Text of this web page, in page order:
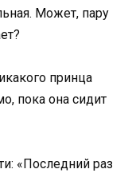
Может, пару
принца
пока она сидит
«Последний раз